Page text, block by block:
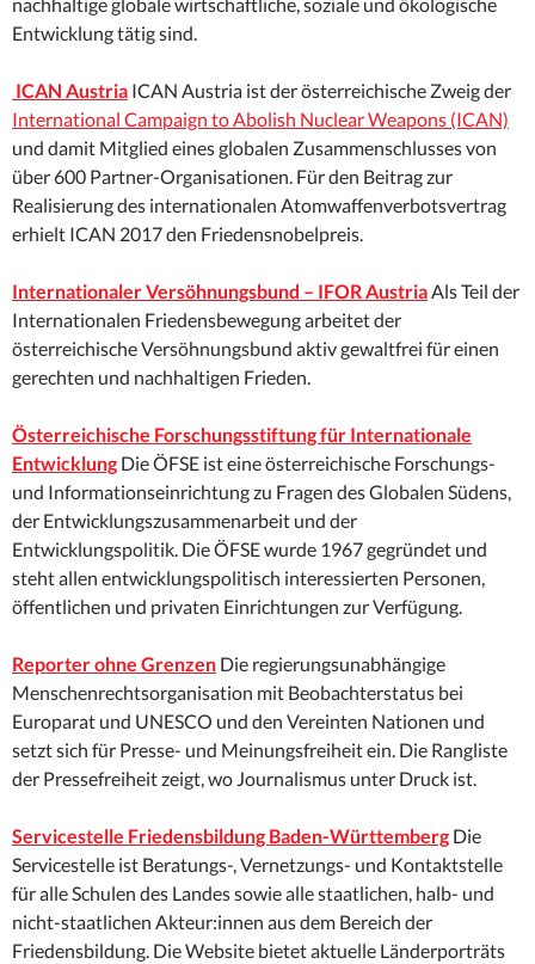
nachhaltige globale wirtschaftliche, soziale und ökologische
Entwicklung tätig sind.
ICAN Austria ICAN Austria ist der österreichische Zweig der
International Campaign to Abolish Nuclear Weapons (ICAN)
und damit Mitglied eines globalen Zusammenschlusses von
über 600 Partner-Organisationen. Für den Beitrag zur
Realisierung des internationalen Atomwaffenverbotsvertrag
erhielt ICAN 2017 den Friedensnobelpreis.
Internationaler Versöhnungsbund – IFOR AustriaAls Teil der
Internationalen Friedensbewegung arbeitet der
österreichische Versöhnungsbund aktiv gewaltfrei für einen
gerechten und nachhaltigen Frieden.
Österreichische Forschungsstiftung für Internationale
Entwicklung Die ÖFSE ist eine österreichische Forschungs-
und Informationseinrichtung zu Fragen des Globalen Südens,
der Entwicklungszusammenarbeit und der
Entwicklungspolitik. Die ÖFSE wurde 1967 gegründet und
steht allen entwicklungspolitisch interessierten Personen,
öffentlichen und privaten Einrichtungen zur Verfügung.
Reporter ohne Grenzen Die regierungsunabhängige
Menschenrechtsorganisation mit Beobachterstatus bei
Europarat und UNESCO und den Vereinten Nationen und
setzt sich für Presse- und Meinungsfreiheit ein. Die Rangliste
der Pressefreiheit zeigt, wo Journalismus unter Druck ist.
Servicestelle Friedensbildung Baden-Württemberg Die
Servicestelle ist Beratungs-, Vernetzungs- und Kontaktstelle
für alle Schulen des Landes sowie alle staatlichen, halb- und
nicht-staatlichen Akteur:innen aus dem Bereich der
Friedensbildung. Die Website bietet aktuelle Länderporträts